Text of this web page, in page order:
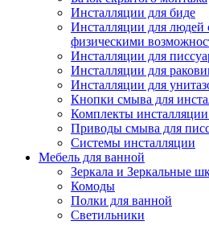
Инсталляции для биде
Инсталляции для людей
физическими
Инсталляции для
Инсталляции для
Инсталляции для
Кнопки смыва для
Комплекты инсталляции
Приводы смыва для
Системы инсталляции
Мебель для ванной
Зеркала и Зеркальные
Комоды
Полки для ванной
Светильники